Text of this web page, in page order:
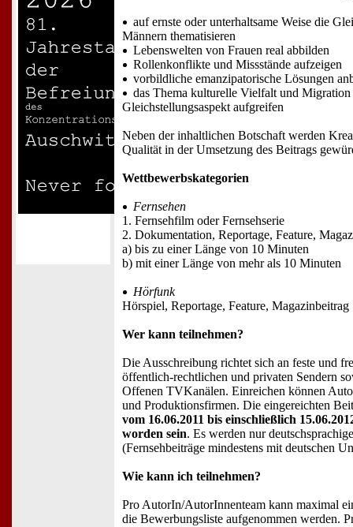
auf ernste oder unterhaltsame Weise die
Männern thematisieren
Lebenswelten von Frauen real abbilden
Rollenkonflikte und Missstände aufzeigen
vorbildliche emanzipatorische Lösungen
das Thema kulturelle Vielfalt und Migration
Gleichstellungsaspekt aufgreifen
Neben der inhaltlichen Botschaft werden
Qualität in der Umsetzung des Beitrags
Wettbewerbskategorien
Fernsehen
1. Fernsehfilm oder Fernsehserie
2. Dokumentation, Reportage, Feature,
a) bis zu einer Länge von 10 Minuten
b) mit einer Länge von mehr als 10 Minuten
Hörfunk
Hörspiel, Reportage, Feature, Magazinbeitrag
Wer kann teilnehmen?
Die Ausschreibung richtet sich an feste und
öffentlich-rechtlichen und privaten Sendern
Offenen TVKanälen. Einreichen können
und Produktionsfirmen. Die eingereichten
vom 16.06.2011 bis einschließlich
worden sein. Es werden nur
(Fernsehbeiträge mindestens mit deutschen
Wie kann ich teilnehmen?
Pro AutorIn/AutorInnenteam kann maximal
die Bewerbungsliste aufgenommen werden.